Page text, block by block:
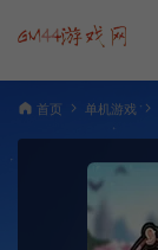
首页 单机游戏